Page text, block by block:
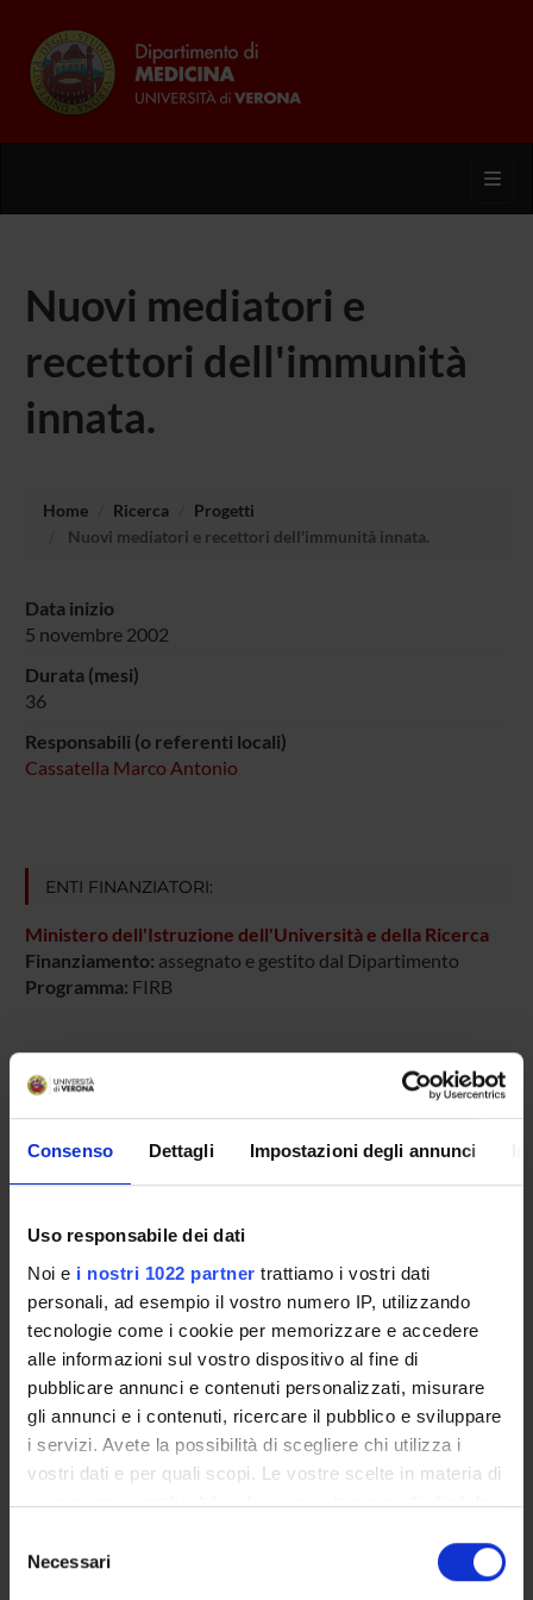
Consenso Dettagli Impostazioni degli annunci
Uso responsabile dei dati
Noi e i nostri 1022 partner trattiamo i vostri dati
personali, ad esempio il vostro numero IP, utilizzando
tecnologie come i cookie per memorizzare e accedere
alle informazioni sul vostro dispositivo al fine di
pubblicare annunci e contenuti personalizzati, misurare
gli annunci e i contenuti, ricercare il pubblico e sviluppare
i servizi. Avete la possibilità di scegliere chi utilizza i
vostri dati e per quali scopi. Le vostre scelte in materia di
privacy sono applicabili solo su questa proprietà digitale
modificare o revocare il proprio consenso in qualsiasi
momento dalla Dichiarazione sui cookie o facendo clic
delNecessari
Nuovi mediatori e
recettori dell'immunità
innata.
Home Ricerca
Progetti
Nuovi mediatori e recettori dell'immunità innata.
Data inizio
5 novembre 2002
Durata (mesi)
36
Responsabili (o referenti locali)
Cassatella Marco Antonio
ENTI FINANZIATORI:
Ministero dell'Istruzione dell'Università e della Ricerca
Finanziamento: assegnato e gestito dal Dipartimento
Programma: FIRB
PARTECIPANTI AL PROGETTO
Professore ordinario
Patologia Generale
ATTIVITÀ